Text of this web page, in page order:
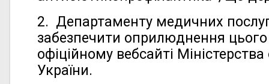
2. Департаменту медичних
забезпечити оприлюднення
офіційному вебсайті
України.